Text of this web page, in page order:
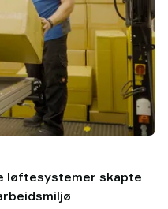
løftesystemer skapte